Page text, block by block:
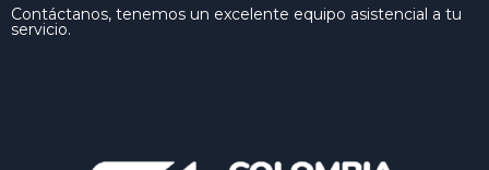
Contáctanos, tenemos un excelente equipo asistencial a tu
servicio.